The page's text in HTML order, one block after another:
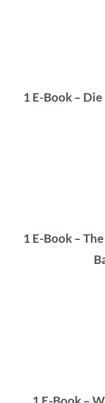
1 E-Book –
1 E-Book –